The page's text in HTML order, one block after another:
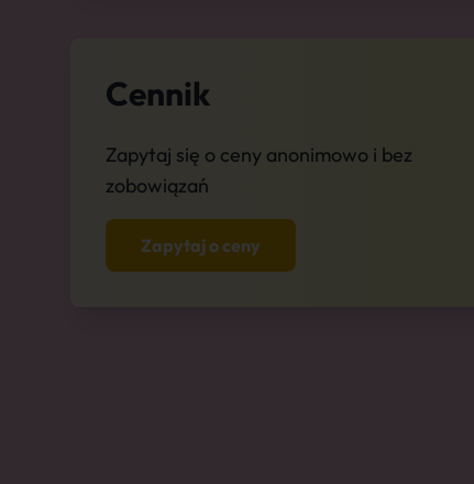
Cennik
Zapytaj się o ceny anonimowo i bez
zobowiązań
Zapytaj o ceny